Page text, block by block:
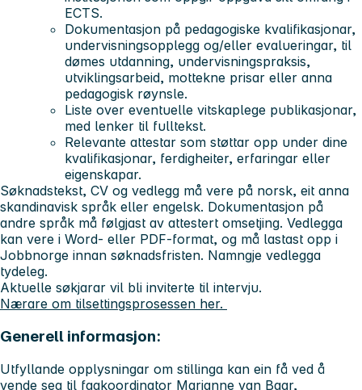
ECTS.
Dokumentasjon på pedagogiske kvalifikasjonar,
undervisningsopplegg og/eller evalueringar, til
dømes utdanning, undervisningspraksis,
utviklingsarbeid, mottekne prisar eller anna
pedagogisk røynsle.
Liste over eventuelle vitskaplege publikasjonar,
med lenker til fulltekst.
Relevante attestar som støttar opp under dine
kvalifikasjonar, ferdigheiter, erfaringar eller
eigenskapar.
Søknadstekst, CV og vedlegg må vere på norsk, eit anna
skandinavisk språk eller engelsk. Dokumentasjon på
andre språk må følgjast av attestert omsetjing. Vedlegga
kan vere i Word- eller PDF-format, og må lastast opp i
Jobbnorge innan søknadsfristen. Namngje vedlegga
tydeleg.
Aktuelle søkjarar vil bli inviterte til intervju.
Nærare om tilsettingsprosessen her.
Generell informasjon:
Utfyllande opplysningar om stillinga kan ein få ved å
vende seg til fagkoordinator Marianne van Baar,